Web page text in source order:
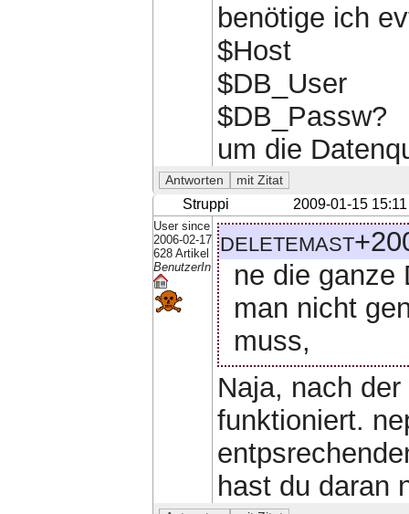
benötige ich
$Host
$DB_User
$DB_Passw?
um die
Struppi 2009-01-15 15:11
User since
2006-02-17
628 Artikel
BenutzerIn
ne die ganze
man nicht
muss,
Naja, nach
funktioniert.
hast du daran